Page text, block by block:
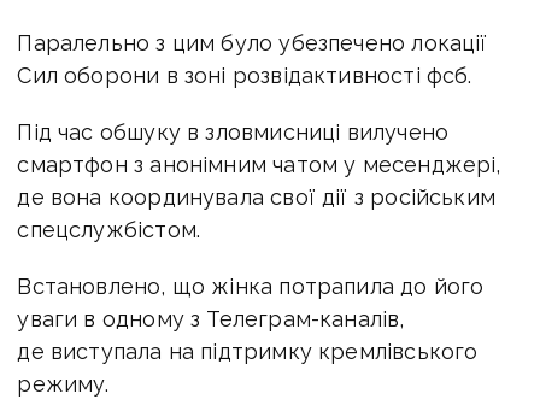
Паралельно з цим було убезпечено локації
Сил оборони в зоні розвідактивності фсб.
Під час обшуку в зловмисниці вилучено
смартфон з анонімним чатом у месенджері,
де вона координувала свої дії з російським
спецслужбістом.
Встановлено, що жінка потрапила до його
уваги в одному з Телеграм-каналів,
де виступала на підтримку кремлівського
режиму.